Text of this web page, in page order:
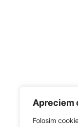
Apreciem
Folosim